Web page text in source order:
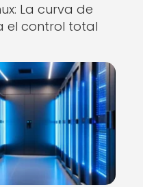
La curva de
el control total